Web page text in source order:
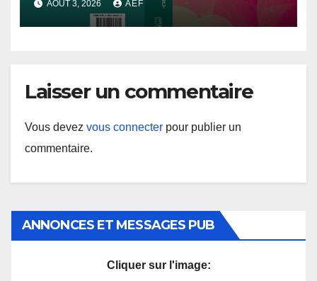
du Nord, 1912-2024
AOÛT 3, 2026 AEF
Laisser un commentaire
Vous devez vous connecter pour publier un
commentaire.
ANNONCES ET MESSAGES PUB
Cliquer sur l'image: